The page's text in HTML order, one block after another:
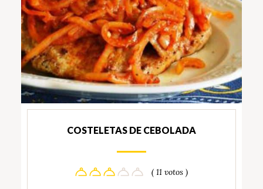
COSTELETAS DE CEBOLADA
( 11 votos )